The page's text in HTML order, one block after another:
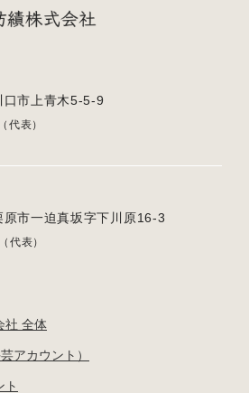
口市上青木5-5-9
（代表）
原市一迫真坂字下川原16-3
（代表）
社 全体
アカウント）
ト